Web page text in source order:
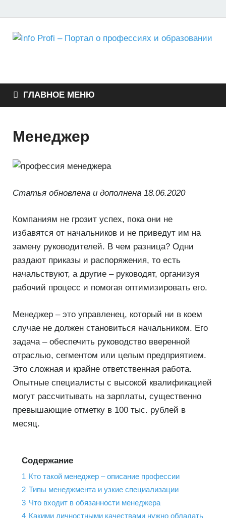
профессиях и
образовании
ГЛАВНОЕ МЕНЮ
Менеджер
Статья обновлена и дополнена 18.06.2020
Компаниям не грозит успех, пока они не
избавятся от начальников и не приведут им на
замену руководителей. В чем разница? Одни
раздают приказы и распоряжения, то есть
начальствуют, а другие – руководят, организуя
рабочий процесс и помогая оптимизировать его.
Менеджер – это управленец, который ни в коем
случае не должен становиться начальником. Его
задача – обеспечить руководство вверенной
отраслью, сегментом или целым предприятием.
Это сложная и крайне ответственная работа.
Опытные специалисты с высокой квалификацией
могут рассчитывать на зарплаты, существенно
превышающие отметку в 100 тыс. рублей в
месяц.
Содержание
1 Кто такой менеджер – описание профессии
2 Типы менеджмента и узкие специализации
3 Что входит в обязанности менеджера
4 Какими личностными качествами нужно обладать